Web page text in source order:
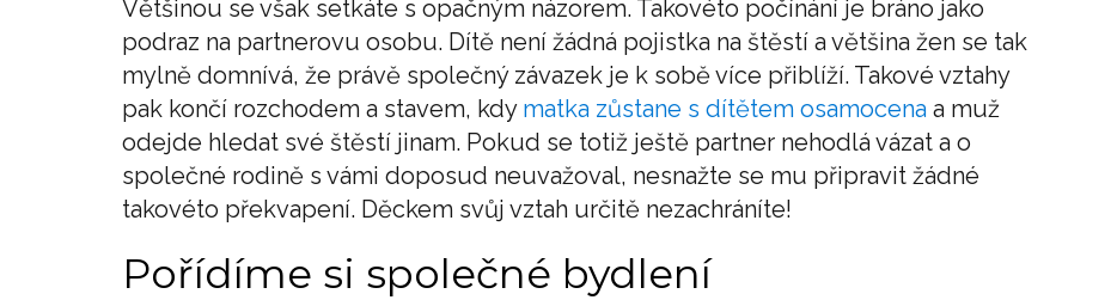
Většinou se však setkáte s opačným názorem. Takovéto počínání je bráno jako
podraz na partnerovu osobu. Dítě není žádná pojistka na štěstí a většina žen se tak
mylně domnívá, že právě společný závazek je k sobě více přiblíží. Takové vztahy
pak končí rozchodem a stavem, kdy matka zůstane s dítětem osamocena a muž
odejde hledat své štěstí jinam. Pokud se totiž ještě partner nehodlá vázat a o
společné rodině s vámi doposud neuvažoval, nesnažte se mu připravit žádné
takovéto překvapení. Děckem svůj vztah určitě nezachráníte!
Pořídíme si společné bydlení